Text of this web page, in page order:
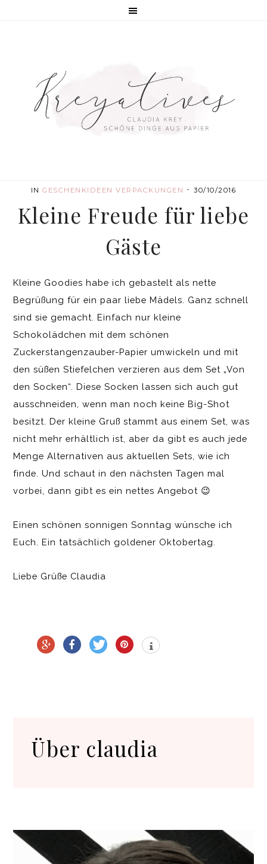
INGESCHENKIDEEN VERPACKUNGEN ·30/10/2016
Kleine Freude für liebe
Gäste
Kleine Goodies habe ich gebastelt als nette
Begrüßung für ein paar liebe Mädels. Ganz schnell
sind sie gemacht. Einfach nur kleine
Schokolädchen mit dem schönen
Zuckerstangenzauber-Papier umwickeln und mit
den süßen Stiefelchen verzieren aus dem Set „Von
den Socken“. Diese Socken lassen sich auch gut
ausschneiden, wenn man noch keine Big-Shot
besitzt. Der kleine Gruß stammt aus einem Set, was
nicht mehr erhältlich ist, aber da gibt es auch jede
Menge Alternativen aus aktuellen Sets, wie ich
finde. Und schaut in den nächsten Tagen mal
vorbei, dann gibt es ein nettes Angebot 😉
Einen schönen sonnigen Sonntag wünsche ich
Euch. Ein tatsächlich goldener Oktobertag.
Liebe Grüße Claudia
Über claudia